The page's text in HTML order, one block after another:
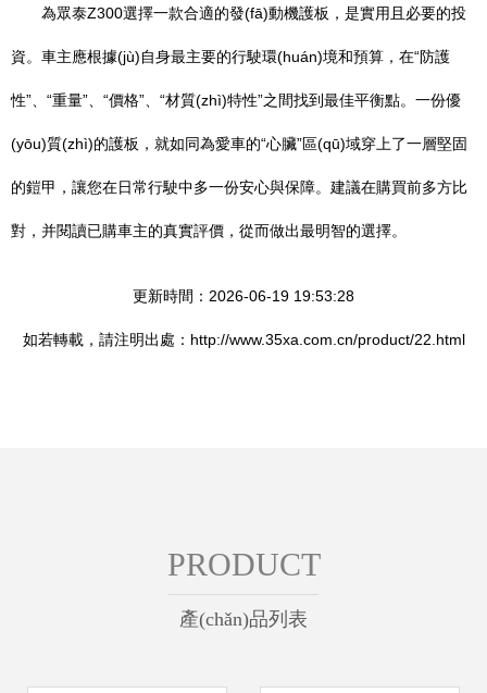
為眾泰Z300選擇一款合適的發(fā)動機護板，是實用且必要的投
資。車主應根據(jù)自身最主要的行駛環(huán)境和預算，在“防護
性”、“重量”、“價格”、“材質(zhì)特性”之間找到最佳平衡點。一份優
(yōu)質(zhì)的護板，就如同為愛車的“心臟”區(qū)域穿上了一層堅固
的鎧甲，讓您在日常行駛中多一份安心與保障。建議在購買前多方比
對，并閱讀已購車主的真實評價，從而做出最明智的選擇。
更新時間：2026-06-19 19:53:28
如若轉載，請注明出處：http://www.35xa.com.cn/product/22.html
PRODUCT
產(chǎn)品列表